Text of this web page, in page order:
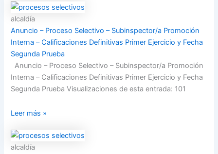
alcaldía
Anuncio – Proceso Selectivo – Subinspector/a Promoción
Interna – Calificaciones Definitivas Primer Ejercicio y Fecha
Segunda Prueba
Anuncio – Proceso Selectivo – Subinspector/a Promoción
Interna – Calificaciones Definitivas Primer Ejercicio y Fecha
Segunda Prueba Visualizaciones de esta entrada: 101
Leer más »
alcaldía